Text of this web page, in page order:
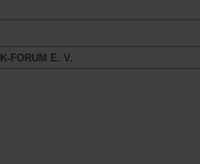
FORUM E. V.